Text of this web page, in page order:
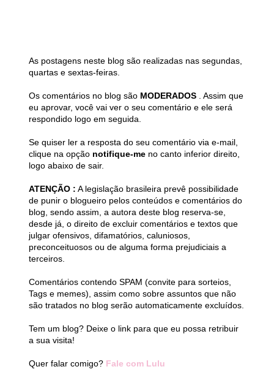
As postagens neste blog são realizadas nas segundas,
quartas e sextas-feiras.
Os comentários no blog são MODERADOS
. Assim que
eu aprovar, você vai ver o seu comentário e ele será
respondido logo em seguida.
Se quiser ler a resposta do seu comentário via e-mail,
clique na opção notifique-me no canto inferior direito,
logo abaixo de sair.
ATENÇÃO : A legislação brasileira prevê possibilidade
de punir o blogueiro pelos conteúdos e comentários do
blog, sendo assim, a autora deste blog reserva-se,
desde já, o direito de excluir comentários e textos que
julgar ofensivos, difamatórios, caluniosos,
preconceituosos ou de alguma forma prejudiciais a
terceiros.
Comentários contendo SPAM (convite para sorteios,
Tags e memes), assim como sobre assuntos que não
são tratados no blog serão automaticamente excluídos.
Tem um blog? Deixe o link para que eu possa retribuir
a sua visita!
Quer falar comigo? Fale com Lulu